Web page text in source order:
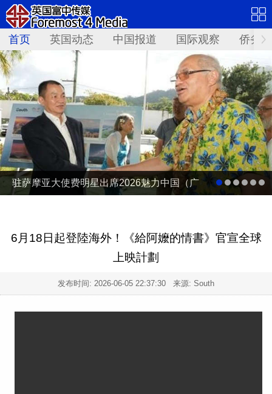
首页 英国动态 中国报道 国际观察 侨务
驻萨摩亚大使费明星出席2026魅力中国（广
6月18日起登陸海外！《給阿嬤的情書》官宣全球
上映計劃
发布时间: 2026-06-05 22:37:30 来源: South